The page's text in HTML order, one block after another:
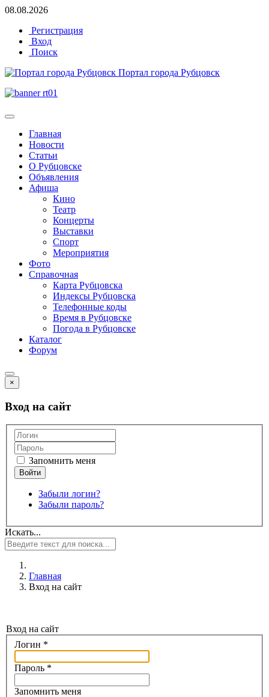
08.08.2026
Регистрация
Вход
Поиск
Портал города Рубцовск
Главная
Новости
Статьи
О Рубцовске
Объявления
Афиша
Кино
Театр
Концерты
Выставки
Спорт
Мероприятия
Фото
Справочная
Карта Рубцовска
Индексы Рубцовска
Телефонные коды
Время в Рубцовске
Погода в Рубцовске
Каталог
Форум
×
Вход на сайт
Запомнить меня
Забыли логин?
Забыли пароль?
Искать...
Главная
Вход на сайт
Вход на сайт
Логин *
Пароль *
Запомнить меня